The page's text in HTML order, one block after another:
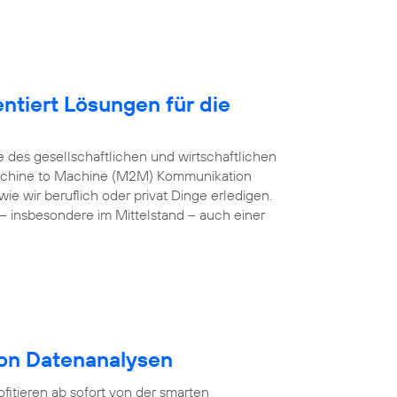
Lösungen für die
des gesellschaftlichen und wirtschaftlichen
to Machine (M2M) Kommunikation
wir beruflich oder privat Dinge erledigen.
insbesondere im Mittelstand – auch einer
Datenanalysen
ab sofort von der smarten